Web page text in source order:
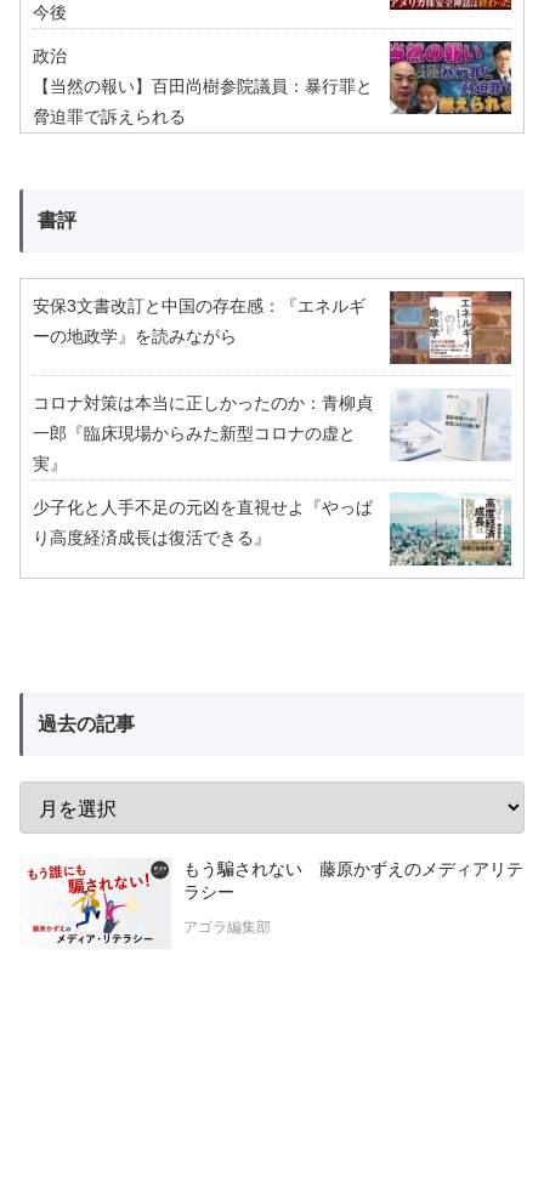
今後
政治
【当然の報い】百田尚樹参院議員：暴行罪と
脅迫罪で訴えられる
書評
安保3文書改訂と中国の存在感：『エネルギ
ーの地政学』を読みながら
コロナ対策は本当に正しかったのか：青柳貞
一郎『臨床現場からみた新型コロナの虚と
実』
少子化と人手不足の元凶を直視せよ『やっぱ
り高度経済成長は復活できる』
過去の記事
もう騙されない 藤原かずえのメディアリテ
ラシー
アゴラ編集部